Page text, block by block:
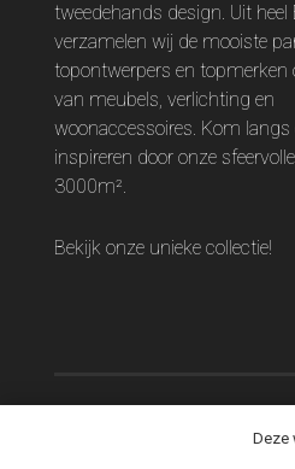
tweedehands design. Uit heel
verzamelen wij de mooiste
topontwerpers en topmerken
van meubels, verlichting en
woonaccessoires. Kom langs
inspireren door onze
3000m².
Bekijk onze unieke collectie!
Deze